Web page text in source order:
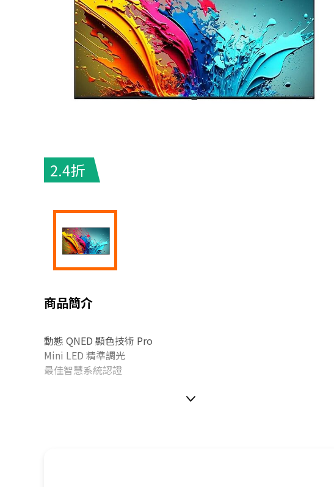
2.4折
商品簡介
動態 QNED 顯色技術 Pro
Mini LED 精準調光
最佳智慧系統認證